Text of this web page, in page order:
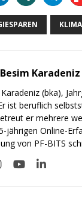
Karadeniz
(bka),
ist beruflich
er mehrere
jährigen Online-
von PF-BITS